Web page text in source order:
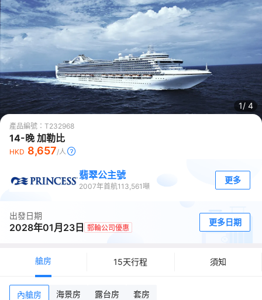
1/ 4
產品編號： T232968
14-晚 加勒比
HKD 8,657/人
翡翠公主號
2007年首航113,561 噸
更多
出發日期
2028年01月23日 郵輪公司優惠
更多日期
艙房 15天行程 須知
內艙房 海景房 露台房 套房